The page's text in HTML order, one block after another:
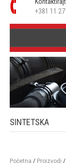
+381 11
SINTETSKA
Početna / Proizvodi /